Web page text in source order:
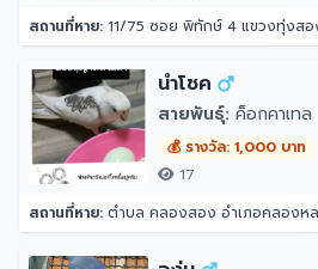
การบรรจุ: ถาด 1 ชิ้น
วัสดุ: เป็นพลาสติก PP
สถานที่หาย: 11/75 ซอย พิทักษ์ 4 แขวงทุ่งสองห้อง
นำโชค
สายพันธุ์: ค็อกคาเทล
💰 รางวัล: 1,000 บาท
17
สถานที่หาย: ตำบล คลองสอง อำเภอคลองห